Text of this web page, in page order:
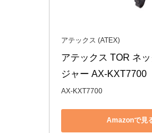
アテックス (ATEX)
アテックス TOR ネ
ジャー AX-KXT7700
AX-KXT7700
Amazonで見